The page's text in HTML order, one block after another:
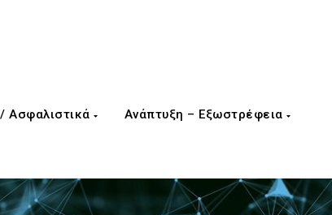
Ασφαλιστικά Ανάπτυξη – Εξωστρέφεια